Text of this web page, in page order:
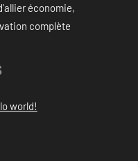
économie,
complète
world!